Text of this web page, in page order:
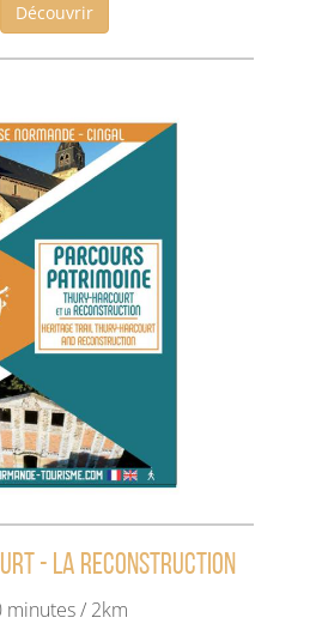
Découvrir
- La reconstruction
minutes / 2km